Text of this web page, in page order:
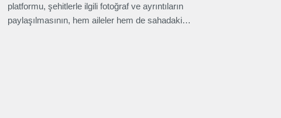
platformu, şehitlerle ilgili fotoğraf ve ayrıntıların
paylaşılmasının, hem aileler hem de sahadaki